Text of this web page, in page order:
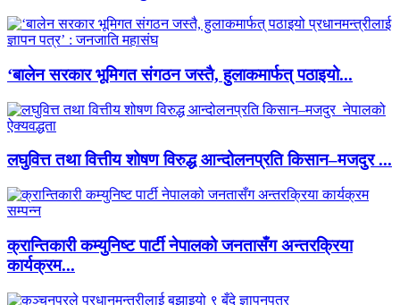
‘बालेन सरकार भूमिगत संगठन जस्तै, हुलाकमार्फत् पठाइयो...
लघुवित्त तथा वित्तीय शोषण विरुद्ध आन्दोलनप्रति किसान–मजदुर ...
क्रान्तिकारी कम्युनिष्ट पार्टी नेपालको जनतासँग अन्तरक्रिया
कार्यक्रम...